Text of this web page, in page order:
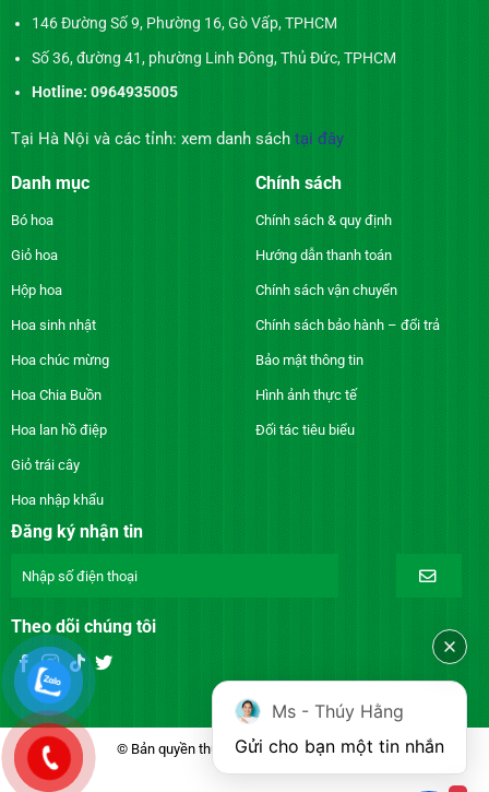
146 Đường Số 9, Phường 16, Gò Vấp, TPHCM
Số 36, đường 41, phường Linh Đông, Thủ Đức, TPHCM
Hotline: 0964935005
Tại Hà Nội và các tỉnh: xem danh sách tại đây
Danh mục
Bó hoa
Giỏ hoa
Hộp hoa
Hoa sinh nhật
Hoa chúc mừng
Hoa Chia Buồn
Hoa lan hồ điệp
Giỏ trái cây
Hoa nhập khẩu
Chính sách
Chính sách & quy định
Hướng dẫn thanh toán
Chính sách vận chuyển
Chính sách bảo hành – đổi trả
Bảo mật thông tin
Hình ảnh thực tế
Đối tác tiêu biểu
Đăng ký nhận tin
Theo dõi chúng tôi
© Bản quyền thuộc về DienhoaXANH.com
Ms - Thúy Hằng
Gửi cho bạn một tin nhắn